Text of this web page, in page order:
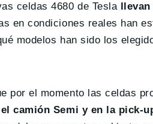
celdas 4680 de Tesla
en condiciones reales han
modelos han sido los
por el momento las celdas
camión Semi y en la pick-